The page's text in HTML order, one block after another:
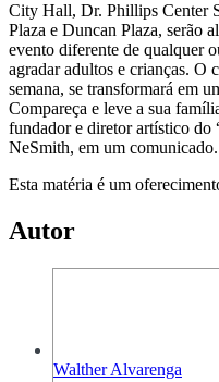
City Hall, Dr. Phillips Center
Plaza e Duncan Plaza, serão
evento diferente de qualquer
agradar adultos e crianças. O
semana, se transformará em
Compareça e leve a sua
fundador e diretor artístico
NeSmith, em um comunicado.
Esta matéria é um
Autor
Walther Alvarenga